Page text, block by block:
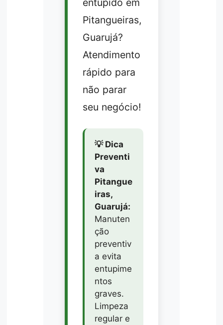
Pitangueiras,
Guarujá?
Atendimento
rápido para
não parar
seu negócio!
💡 Dica
Preventi
va
Pitangue
iras,
Guarujá:
Manuten
ção
preventiv
a evita
entupime
ntos
graves.
Limpeza
regular e